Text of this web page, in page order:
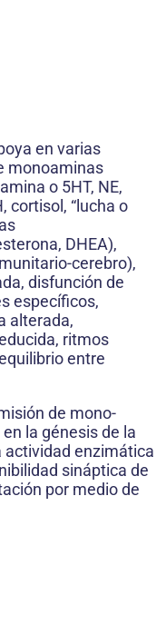
en varias
monoaminas
o 5HT, NE,
cortisol, “lucha o
DHEA),
cerebro),
disfunción de
específicos,
alterada,
ritmos
entre
de mono-
la génesis de la
actividad enzimática
sináptica de
por medio de